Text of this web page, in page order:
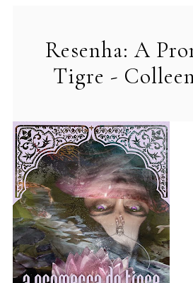
Resenha: A
Tigre -